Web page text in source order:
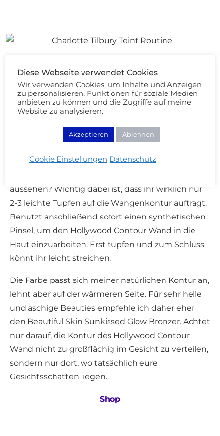
CHARLOTTE TILBURY Hollywood Contour Wand
aufgrund seiner sehr dunklen Farbe
aussehen? Wichtig dabei ist, dass ihr wirklich nur
2-3 leichte Tupfen auf die Wangenkontur auftragt.
Benutzt anschließend sofort einen synthetischen
Pinsel, um den Hollywood Contour Wand in die
Haut einzuarbeiten. Erst tupfen und zum Schluss
könnt ihr leicht streichen.
Die Farbe passt sich meiner natürlichen Kontur an,
lehnt aber auf der wärmeren Seite. Für sehr helle
und aschige Beauties empfehle ich daher eher
den Beautiful Skin Sunkissed Glow Bronzer. Achtet
nur darauf, die Kontur des Hollywood Contour
Wand nicht zu großflächig im Gesicht zu verteilen,
sondern nur dort, wo tatsächlich eure
Gesichtsschatten liegen.
Shop
Diese Webseite verwendet Cookies
Wir verwenden Cookies, um Inhalte und Anzeigen
zu personalisieren, Funktionen für soziale Medien
anbieten zu können und die Zugriffe auf meine
Website zu analysieren.
Akzeptieren Ablehnen
Cookie Einstellungen Datenschutz